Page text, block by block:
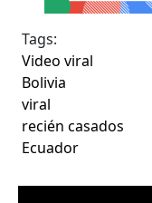
Tags:
Video viral
Bolivia
viral
recién casados
Ecuador